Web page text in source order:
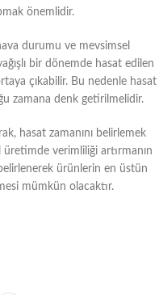
önemlidir.
durumu ve mevsimsel
bir dönemde hasat edilen
çıkabilir. Bu nedenle hasat
zamana denk getirilmelidir.
hasat zamanını belirlemek
verimliliği artırmanın
ürünlerin en üstün
mümkün olacaktır.